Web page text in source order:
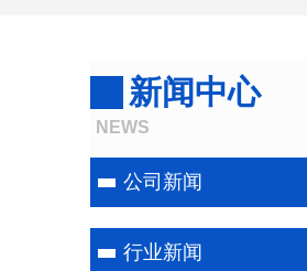
新闻中心
NEWS
公司新闻
行业新闻